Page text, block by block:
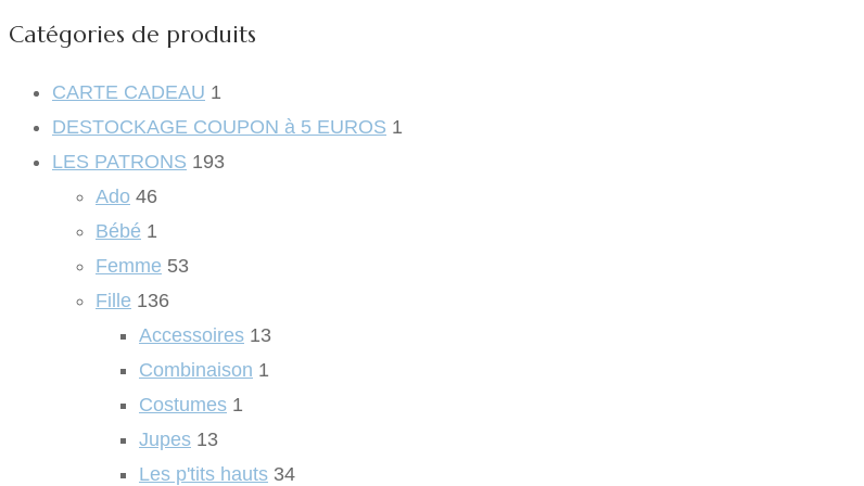
Catégories de produits
CARTE CADEAU 1
DESTOCKAGE COUPON à 5 EUROS 1
LES PATRONS 193
Ado 46
Bébé 1
Femme 53
Fille 136
Accessoires 13
Combinaison 1
Costumes 1
Jupes 13
Les p'tits hauts 34